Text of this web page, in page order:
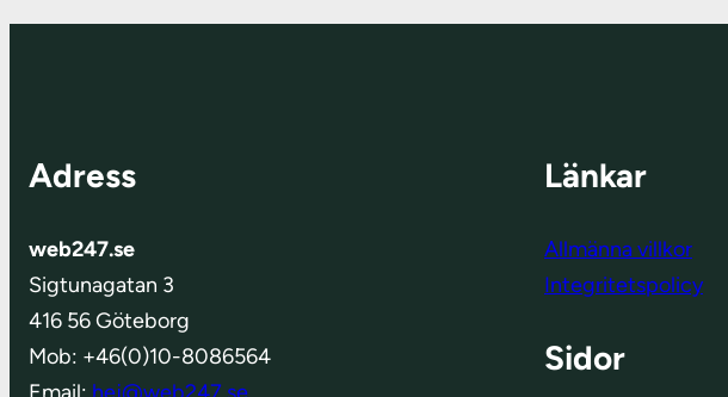
Adress
web247.se
Sigtunagatan 3
416 56 Göteborg
Mob: +46(0)10-8086564
Länkar
Allmänna villkor
Integritetspolicy
Sidor